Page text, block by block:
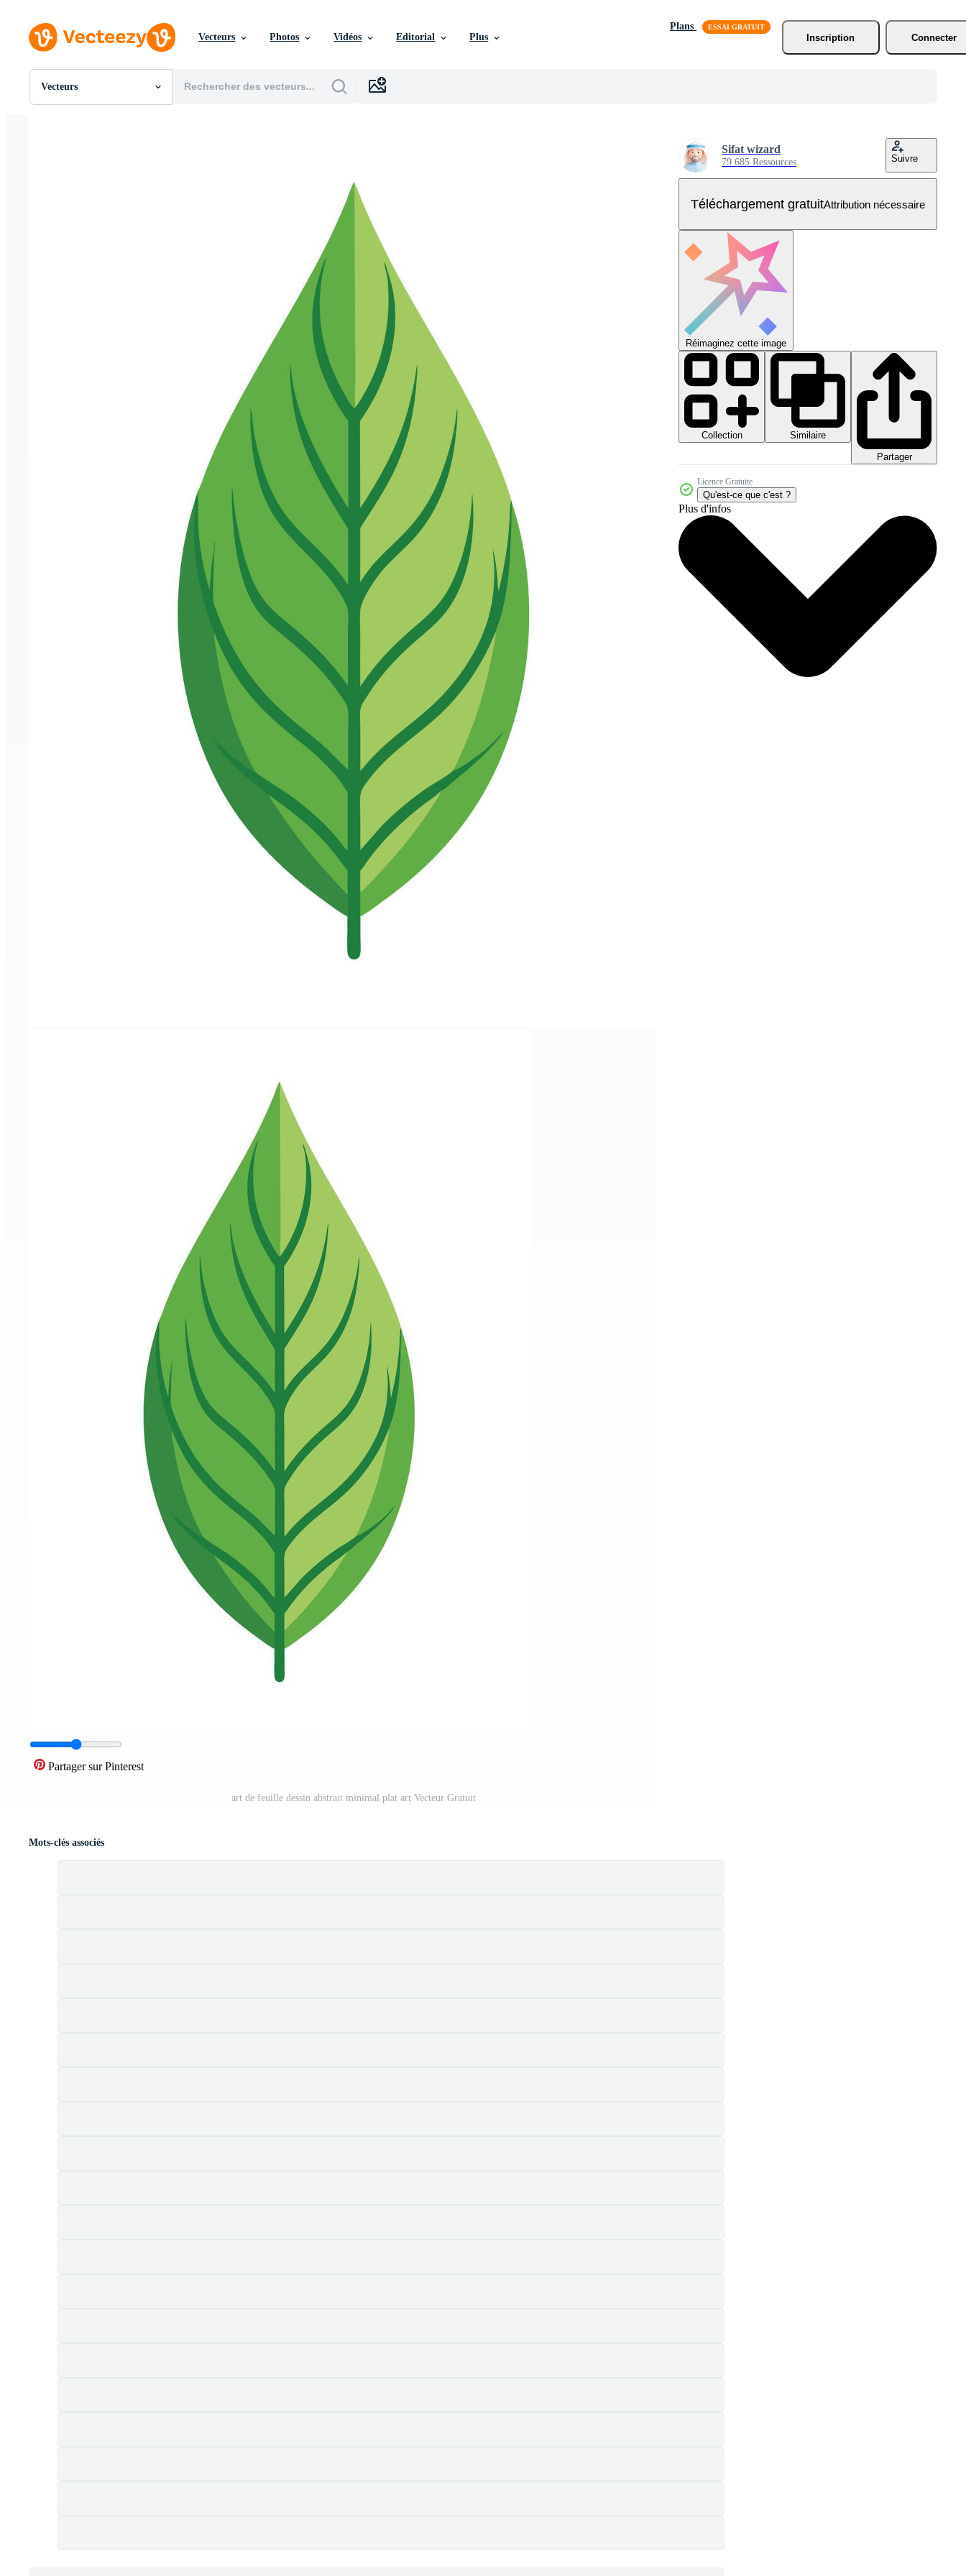
Vecteurs Photos Vidéos Editorial Plus
Plans
Inscription
Connecter
Vecteurs
Toutes Images
Partager sur Pinterest
art de feuille dessin abstrait minimal plat art Vecteur Gratuit
Sifat wizard
79 685 Ressources Suivre
Téléchargement gratuitAttribution nécessaire
Réimaginez cette image
Collection
Similaire
Partager
Licence Gratuite
Qu'est-ce que c'est ?
Plus d'infos
Mots-clés associés